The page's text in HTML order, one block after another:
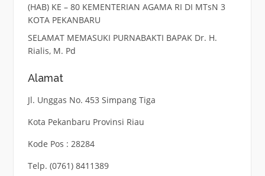
(HAB) KE – 80 KEMENTERIAN AGAMA RI DI MTsN 3
KOTA PEKANBARU
SELAMAT MEMASUKI PURNABAKTI BAPAK Dr. H.
Rialis, M. Pd
Alamat
Jl. Unggas No. 453 Simpang Tiga
Kota Pekanbaru Provinsi Riau
Kode Pos : 28284
Telp. (0761) 8411389